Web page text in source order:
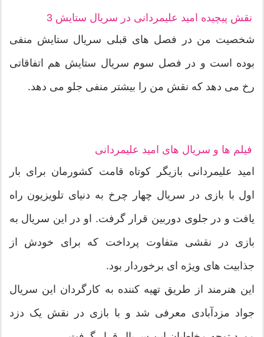
نقش پیچیده امید علیمردانی در سریال ستایش 3
شخصیت من در فصل های قبلی سریال ستایش منفی
بوده است و در فصل سوم سریال ستایش هم اتفاقاتی
رخ می دهد که نقش من را بیشتر منفی جلو می دهد.
فیلم ها و سریال های امید علیمردانی
امید علیمردانی بازیگر کوتاه قامت کشورمان برای بار
اول با بازی در سریال چهار چرخ به دنیای تلویزیون راه
یافت و در جلوی دوربین قرار گرفت. او در این سریال به
بازی در نقشی متفاوت پرداخت که برای خودش از
جذابیت های ویژه ای برخوردار بود.
این هنرمند از طریق تهیه کننده به کارگردان این سریال
جواد مزدآبادی معرفی شد و با بازی در نقش یک دزد